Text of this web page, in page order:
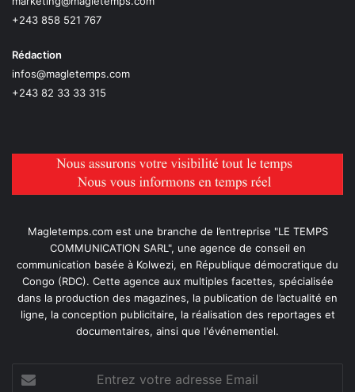
+243 858 521 767
Rédaction
infos@magletemps.com
+243 82 33 33 315
Magletemps.com est une branche de l’entreprise "LE TEMPS
COMMUNICATION SARL", une agence de conseil en
communication basée à Kolwezi, en République démocratique du
Congo (RDC). Cette agence aux multiples facettes, spécialisée
dans la production des magazines, la publication de l’actualité en
ligne, la conception publicitaire, la réalisation des reportages et
documentaires, ainsi que l'événementiel.
votre